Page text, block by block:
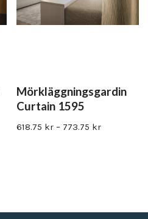
Mörkläggningsgardin
Curtain 1595
618.75 kr – 773.75 kr